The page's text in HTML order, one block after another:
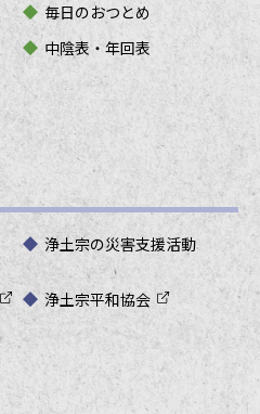
毎日のおつとめ
中陰表・年回表
浄土宗の災害支援活動
浄土宗平和協会